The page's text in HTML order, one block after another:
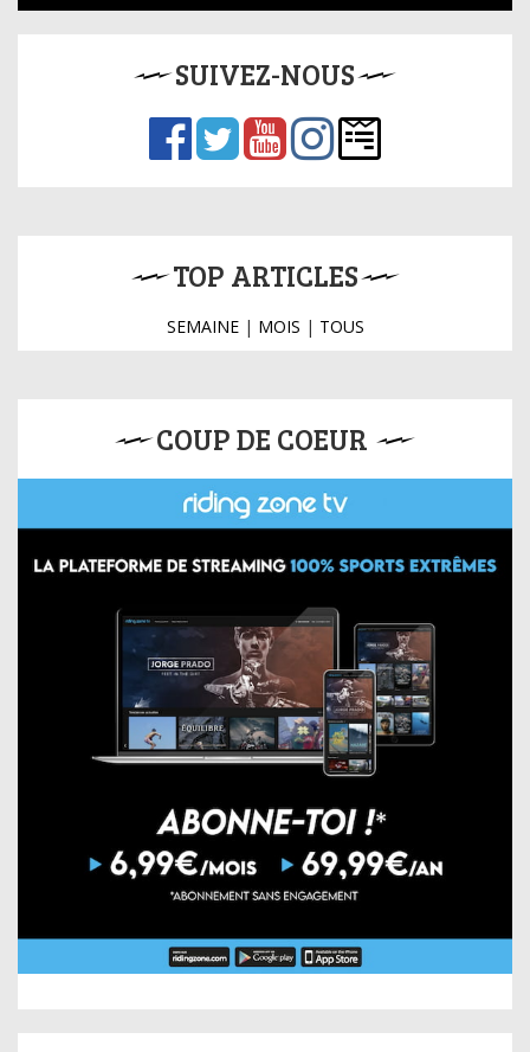
SUIVEZ-NOUS
TOP ARTICLES
SEMAINE| MOIS | TOUS
COUP DE COEUR